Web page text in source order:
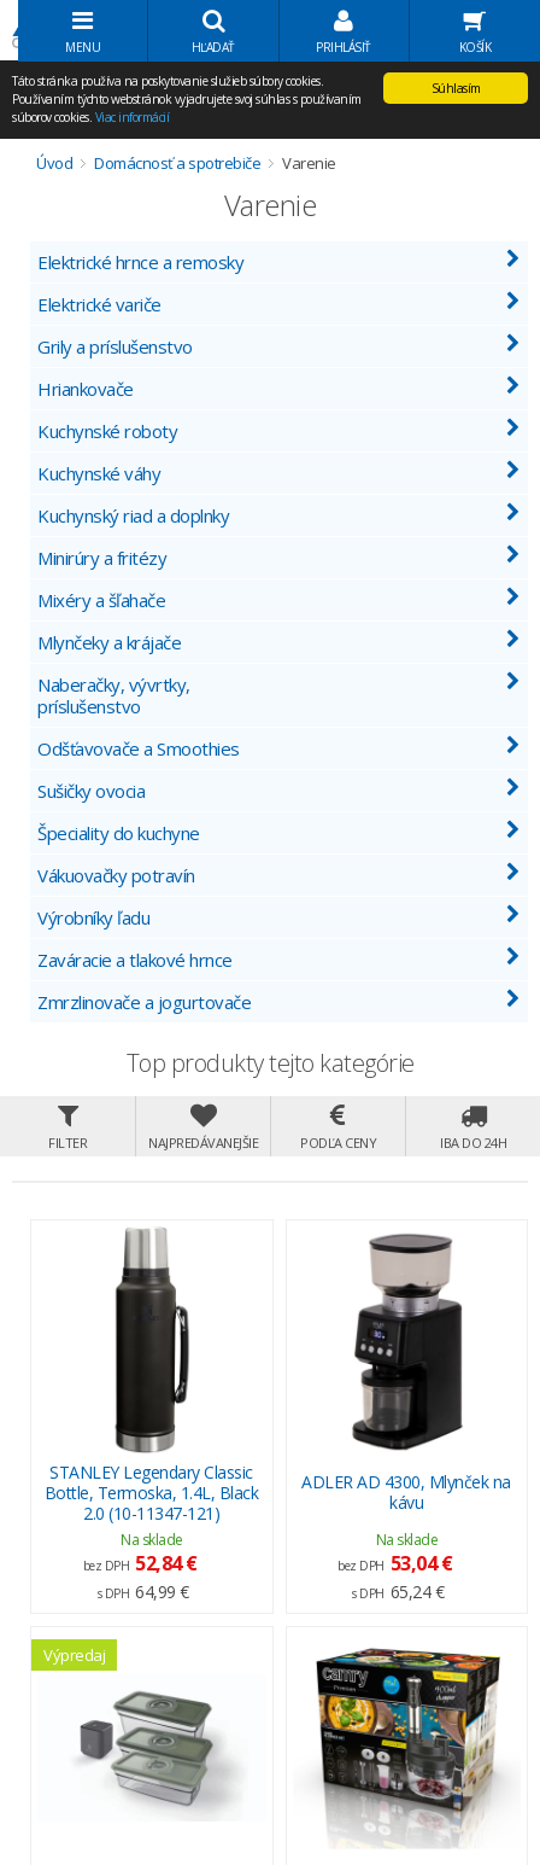
Volať Agem
MENU HĽADAŤ PRIHLÁSIŤ KOŠÍK
Súhlasím
Táto stránka používa na poskytovanie služieb súbory cookies.
Používaním týchto webstránok vyjadrujete svoj súhlas s používaním
súborov cookies. Viac informácií
Úvod Domácnosť a spotrebiče Varenie
Varenie
Elektrické hrnce a remosky
Elektrické variče
Grily a príslušenstvo
Hriankovače
Kuchynské roboty
Kuchynské váhy
Kuchynský riad a doplnky
Minirúry a fritézy
Mixéry a šľahače
Mlynčeky a krájače
Naberačky, vývrtky,
príslušenstvo
Odšťavovače a Smoothies
Sušičky ovocia
Špeciality do kuchyne
Vákuovačky potravín
Výrobníky ľadu
Zaváracie a tlakové hrnce
Zmrzlinovače a jogurtovače
Top produkty tejto kategórie
FILTER NAJPREDÁVANEJŠIE PODĽA CENY IBA DO 24H
STANLEY Legendary Classic
Bottle, Termoska, 1.4L, Black
2.0 (10-11347-121)
Na sklade
bez DPH 52,84 €
s DPH 64,99 €
ADLER AD 4300, Mlynček na
kávu
Na sklade
bez DPH 53,04 €
s DPH 65,24 €
Výpredaj